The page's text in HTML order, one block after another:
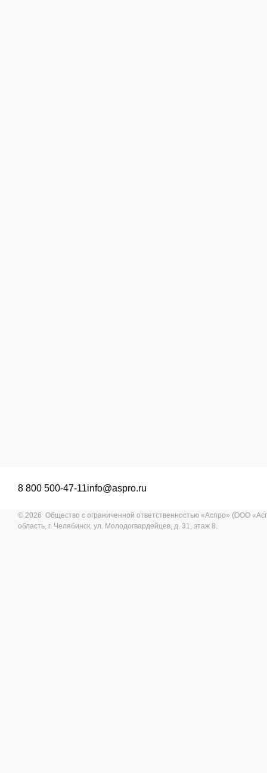
8 800 500-47-11info@aspro.ru
© 2026 Общество с ограниченной ответственностью «Аспро» (ООО
область, г. Челябинск, ул. Молодогвардейцев, д. 31, этаж 8.